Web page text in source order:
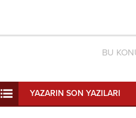
BU
YAZARIN SON YAZILARI